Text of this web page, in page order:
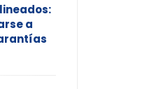
a